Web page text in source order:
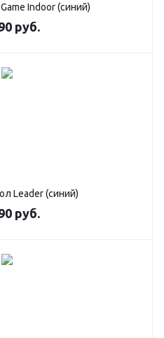
Indoor (синий)
руб.
Leader (синий)
руб.